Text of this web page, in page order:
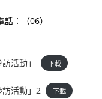
：（06）
活動」 下載
活動」2 下載